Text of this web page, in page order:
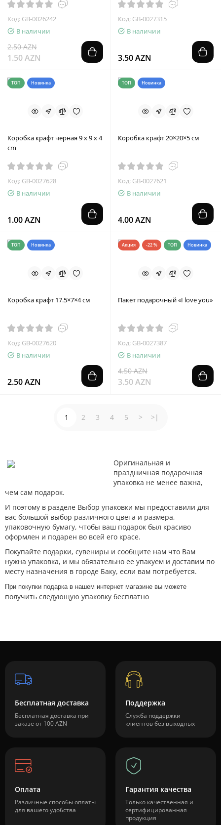
Код: GB-0026242
В наличии
2.50 AZN
1.50 AZN
Код: GB-0027315
В наличии
3.50 AZN
ТОП Новинка
Коробка крафт черная 9 x 9 x 4
cm
Код: GB-0027628
В наличии
1.00 AZN
ТОП Новинка
Коробка крафт 20×20×5 см
Код: GB-0027621
В наличии
4.00 AZN
ТОП Новинка
Коробка крафт 17.5×7×4 см
Код: GB-0027620
В наличии
2.50 AZN
Акция -22 % ТОП Новинка
Пакет подарочный «I love you»
Код: GB-0027387
В наличии
4.50 AZN
3.50 AZN
1 2 3 4 5 > >|
Оригинальная и
праздничная подарочная
упаковка не менее важна,
чем сам подарок.
И поэтому в разделе Выбор упаковки мы предоставили для
вас большой выбор различного цвета и размера,
упаковочную бумагу, чтобы ваш подарок был красиво
оформлен и подарен во всей его красе.
Покупайте подарки, сувениры и сообщите нам что Вам
нужна упаковка, и мы обязательно ее упакуем и доставим по
месту назначения в городе Баку, если вам потребуется.
При покупки подарка в нашем интернет магазине вы можете
получить следующую упаковку бесплатно
Бесплатная доставка
Бесплатная доставка при
заказе от 100 AZN
Поддержка
Служба поддержки
клиентов без выходных
Оплата
Различные способы оплаты
для вашего удобства
Гарантия качества
Только качественная и
сертифицированная
продукция